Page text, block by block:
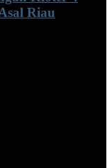
Riau